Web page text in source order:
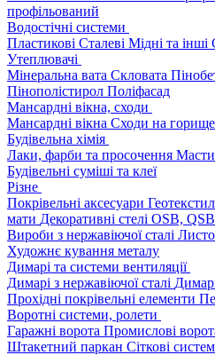
профільований
Водостічні системи
Пластикові Сталеві Мідні та інші
Утеплювачі
Мінеральна вата Скловата
Пінополістирол Поліфасад
Мансардні вікна, сходи
Мансардні вікна Сходи на горище
Будівельна хімія
Лаки, фарби та просочення
Будівельні суміші та клеї
Різне
Покрівельні аксесуари
мати Декоративні стелі OSB, QSB
Вироби з нержавіючої сталі
Художнє кування металу
Димарі та системи вентиляції
Димарі з нержавіючої сталі
Прохідні покрівельні елементи
Воротні системи, ролети
Гаражні ворота Промислові
Штакетний паркан Сіткові